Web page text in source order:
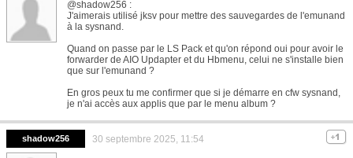
@shadow256 :
J'aimerais utilisé jksv pour mettre des sauvegardes de l'emunand
à la sysnand.
Quand on passe par le LS Pack et qu'on répond oui pour avoir le
forwarder de AIO Updapter et du Hbmenu, celui ne s'installe bien
que sur l'emunand ?
En gros peux tu me confirmer que si je démarre en cfw sysnand,
je n'ai accès aux applis que par le menu album ?
shadow256 30 septembre 2025, 11:54